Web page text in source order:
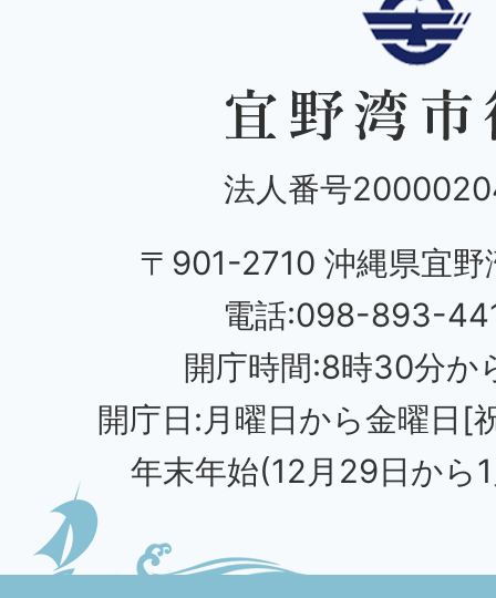
法人番号
〒901-2710 沖縄県宜野
電話:098-893-
開庁時間:8時30分か
開庁日:月曜日から金曜日[
年末年始(12月29日から